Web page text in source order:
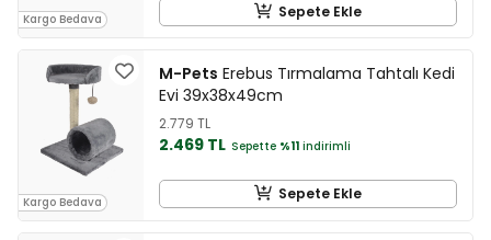
Kargo Bedava Sepete Ekle
Kargo Bedava
M-Pets Erebus Tırmalama Tahtalı Kedi
Evi 39x38x49cm
2.779 TL
2.469 TL Sepette %11 indirimli
Sepete Ekle